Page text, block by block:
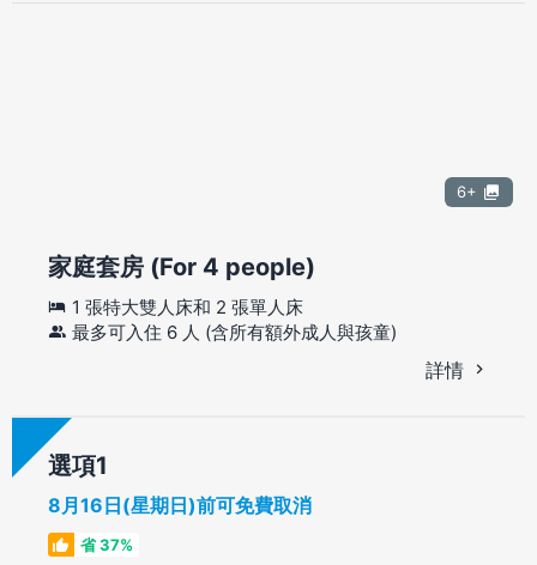
6+
家庭套房 (For 4 people)
1 張特大雙人床和 2 張單人床
最多可入住 6 人 (含所有額外成人與孩童)
詳情
選項
8月16日(星期日)前可免費取消
省 37%